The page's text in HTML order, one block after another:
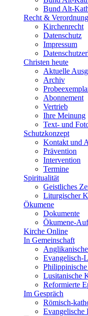
Bund Alt-
Recht &
Kirchenrecht
Datenschutz
Impressum
Christen heute
Aktuelle
Archiv
Abonnement
Vertrieb
Ihre Meinung
Text- und
Schutzkonzept
Kontakt und
Prävention
Intervention
Termine
Spiritualität
Geistliches
Liturgischer
Ökumene
Dokumente
Ökumene-
Kirche Online
In Gemeinschaft
Evangelisch-
Lusitanische
Reformierte
Im Gespräch
Römisch-